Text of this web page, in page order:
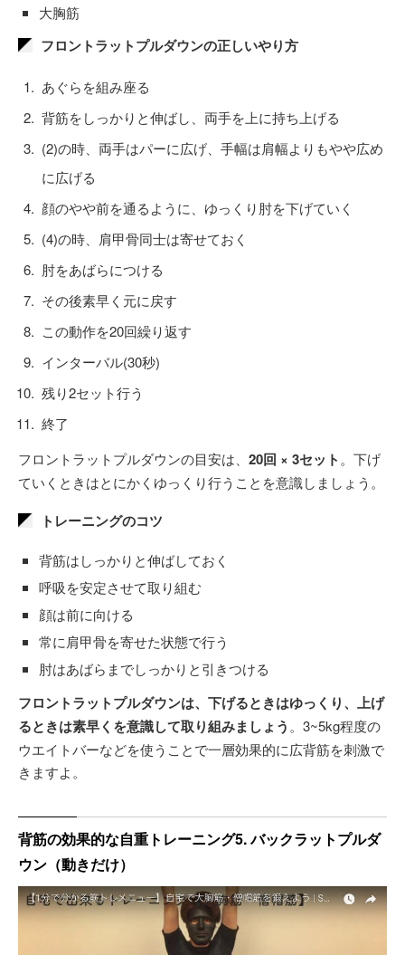
大胸筋
フロントラットプルダウンの正しいやり方
あぐらを組み座る
背筋をしっかりと伸ばし、両手を上に持ち上げる
(2)の時、両手はパーに広げ、手幅は肩幅よりもやや広め
に広げる
顔のやや前を通るように、ゆっくり肘を下げていく
(4)の時、肩甲骨同士は寄せておく
肘をあばらにつける
その後素早く元に戻す
この動作を20回繰り返す
インターバル(30秒)
残り2セット行う
終了
フロントラットプルダウンの目安は、 20回 × 3セット 。下げ
ていくときはとにかくゆっくり行うことを意識しましょう。
トレーニングのコツ
背筋はしっかりと伸ばしておく
呼吸を安定させて取り組む
顔は前に向ける
常に肩甲骨を寄せた状態で行う
肘はあばらまでしっかりと引きつける
フロントラットプルダウンは、下げるときはゆっくり、上げ
るときは素早くを意識して取り組みましょう 。3~5kg程度の
ウエイトバーなどを使うことで一層効果的に広背筋を刺激で
きますよ。
背筋の効果的な自重トレーニング5. バックラットプルダ
ウン（動きだけ）